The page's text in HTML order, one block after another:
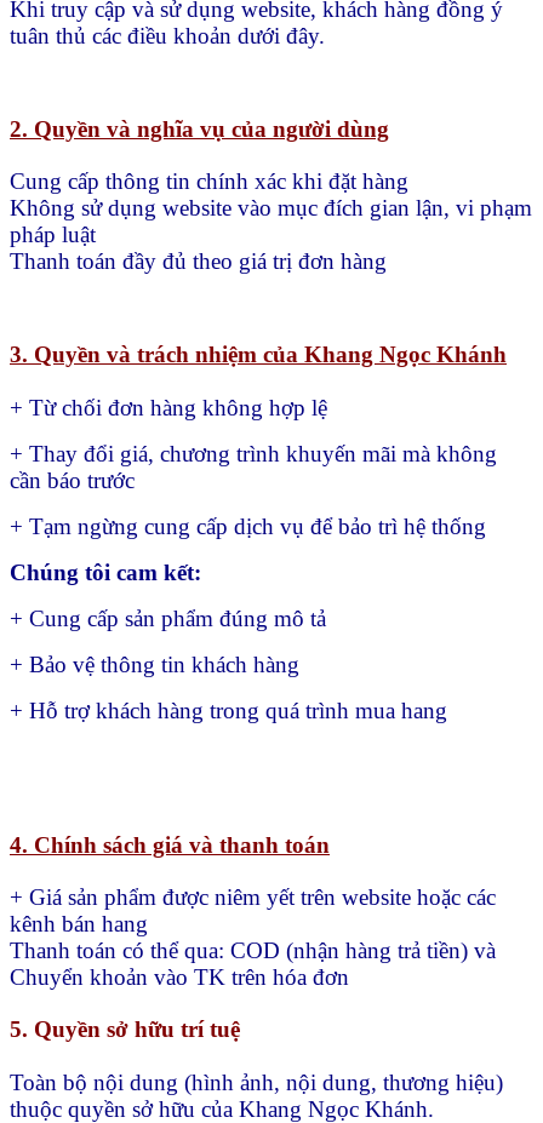
Khi truy cập và sử dụng website, khách hàng đồng ý
tuân thủ các điều khoản dưới đây.
2. Quyền và nghĩa vụ của người dùng
Cung cấp thông tin chính xác khi đặt hàng
Không sử dụng website vào mục đích gian lận, vi phạm
pháp luật
Thanh toán đầy đủ theo giá trị đơn hàng
3. Quyền và trách nhiệm của Khang Ngọc Khánh
+ Từ chối đơn hàng không hợp lệ
+ Thay đổi giá, chương trình khuyến mãi mà không
cần báo trước
+ Tạm ngừng cung cấp dịch vụ để bảo trì hệ thống
Chúng tôi cam kết:
+ Cung cấp sản phẩm đúng mô tả
+ Bảo vệ thông tin khách hàng
+ Hỗ trợ khách hàng trong quá trình mua hang
4. Chính sách giá và thanh toán
+ Giá sản phẩm được niêm yết trên website hoặc các
kênh bán hang
Thanh toán có thể qua: COD (nhận hàng trả tiền) và
Chuyển khoản vào TK trên hóa đơn
5. Quyền sở hữu trí tuệ
Toàn bộ nội dung (hình ảnh, nội dung, thương hiệu)
thuộc quyền sở hữu của Khang Ngọc Khánh.